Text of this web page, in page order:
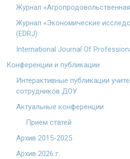
Журнал
Журнал «Экономические
(EDRJ)
International Journal Of
Конференции и публикации
Интерактивные публикации
сотрудников ДОУ
Актуальные конференции
Прием статей
Архив 2015-2025
Архив 2026 г.